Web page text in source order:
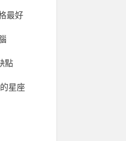
最好
點
星座